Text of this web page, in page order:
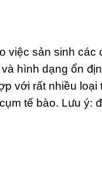
sản sinh các
hình dạng ổn
với rất nhiều loại
tế bào. Lưu ý: